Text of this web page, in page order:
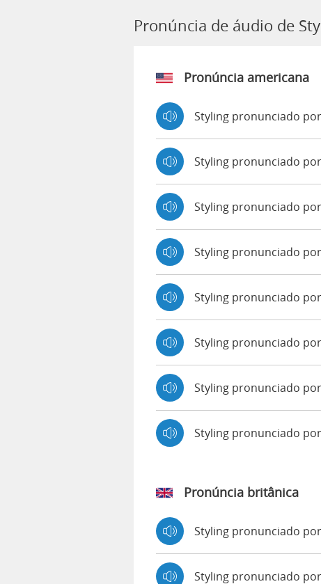
Pronúncia de áudio de
Pronúncia americana
Styling pronunciado
Styling pronunciado
Styling pronunciado
Styling pronunciado
Styling pronunciado
Styling pronunciado
Styling pronunciado
Styling pronunciado
Pronúncia britânica
Styling pronunciado
Styling pronunciado